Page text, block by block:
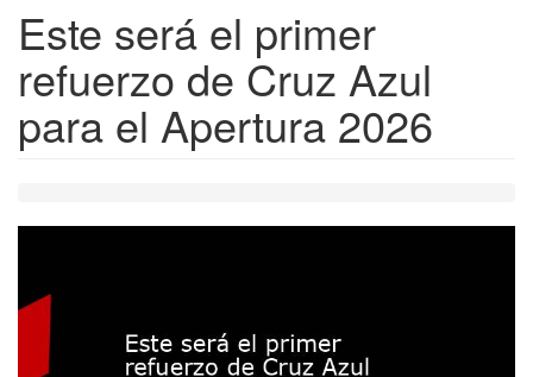
Este será el primer
refuerzo de Cruz Azul
para el Apertura 2026